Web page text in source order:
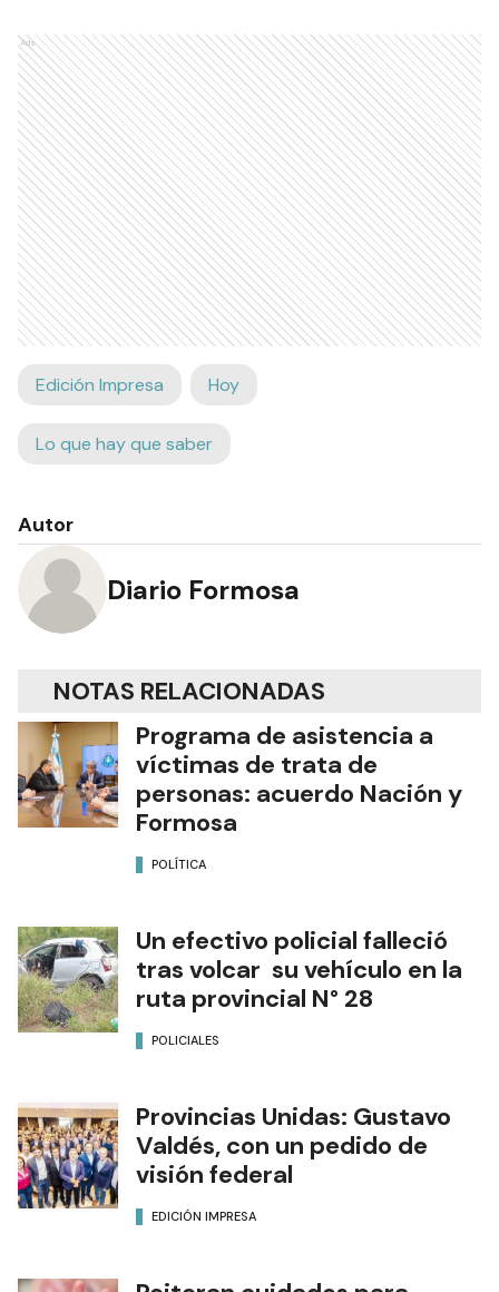
Ads
Edición Impresa Hoy
Lo que hay que saber
Autor
Diario Formosa
NOTAS RELACIONADAS
Programa de asistencia a
víctimas de trata de
personas: acuerdo Nación y
Formosa
POLÍTICA
Un efectivo policial falleció
tras volcar su vehículo en la
ruta provincial N° 28
POLICIALES
Provincias Unidas: Gustavo
Valdés, con un pedido de
visión federal
EDICIÓN IMPRESA